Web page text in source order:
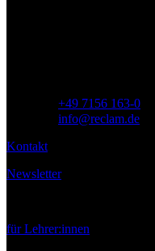
+49 7156 163-0
info@reclam.de
Kontakt
Newsletter
für Lehrer:innen